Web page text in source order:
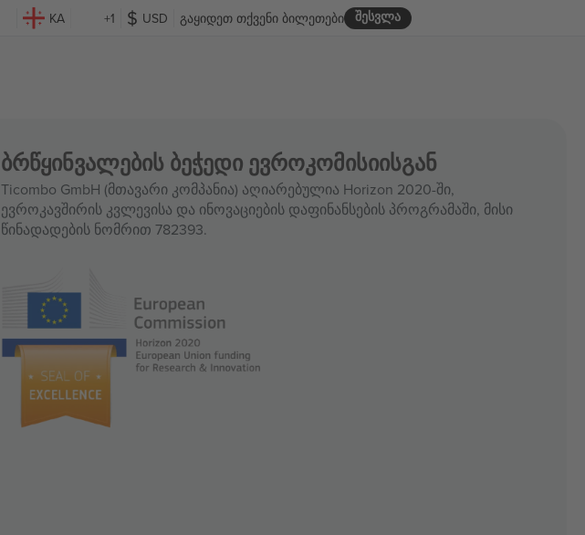
KA +1 USD შესვლა
გაყიდეთ თქვენი ბილეთები
ბრწყინვალების ბეჭედი ევროკომისიისგან
Ticombo GmbH (მთავარი კომპანია) აღიარებულია Horizon 2020-ში,
ევროკავშირის კვლევისა და ინოვაციების დაფინანსების პროგრამაში, მისი
წინადადების ნომრით 782393.